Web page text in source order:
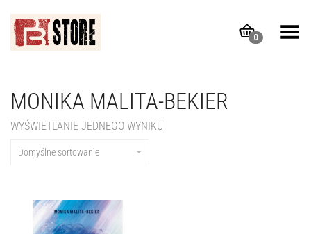
0
Toggle Menu
MONIKA MALITA-BEKIER
WYŚWIETLANIE JEDNEGO WYNIKU
Domyślne sortowanie